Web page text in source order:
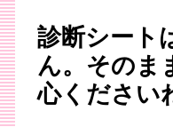
診断シート
ん。そのま
心ください